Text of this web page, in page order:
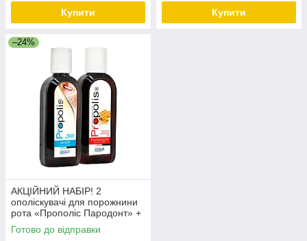
Купити Купити
–24%
АКЦІЙНИЙ НАБІР! 2
ополіскувачі для порожнини
рота «Прополіс Пародонт» +
«Прополіс Вайт» за
ЗНИЖЕНОЮ ЦІНОЮ
Готово до відправки